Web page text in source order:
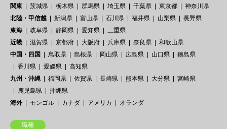
関東
茨城県 栃木県 群馬県 埼玉県 千葉県 東京都
神奈川県
北陸・甲信越
新潟県 富山県 石川県 福井県 山梨県
長野県
東海
岐阜県 静岡県 愛知県
三重県
近畿
滋賀県 京都府 大阪府 兵庫県 奈良県
和歌山県
中国・四国
鳥取県 島根県 岡山県 広島県 山口県
徳島県
香川県
愛媛県
高知県
九州・沖縄
福岡県 佐賀県 長崎県 熊本県 大分県
宮崎県
鹿児島県
沖縄県
海外
モンゴル カナダ アメリカ オランダ
職種